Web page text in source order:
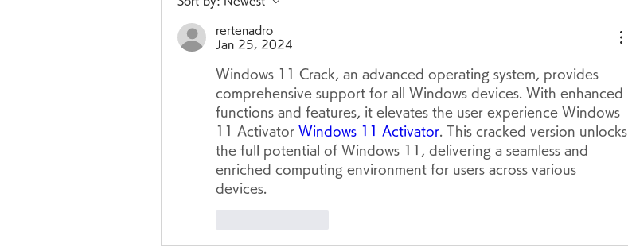
rertenadro
Jan 25, 2024
Windows 11 Crack, an advanced operating system, provides
comprehensive support for all Windows devices. With enhanced
functions and features, it elevates the user experience Windows
11 Activator Windows 11 Activator . This cracked version unlocks
the full potential of Windows 11, delivering a seamless and
enriched computing environment for users across various
devices.